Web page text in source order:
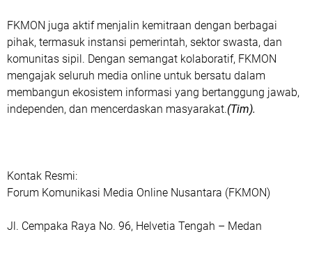
FKMON juga aktif menjalin kemitraan dengan berbagai
pihak, termasuk instansi pemerintah, sektor swasta, dan
komunitas sipil. Dengan semangat kolaboratif, FKMON
mengajak seluruh media online untuk bersatu dalam
membangun ekosistem informasi yang bertanggung jawab,
independen, dan mencerdaskan masyarakat.(Tim).
Kontak Resmi:
Forum Komunikasi Media Online Nusantara (FKMON)
Jl. Cempaka Raya No. 96, Helvetia Tengah – Medan